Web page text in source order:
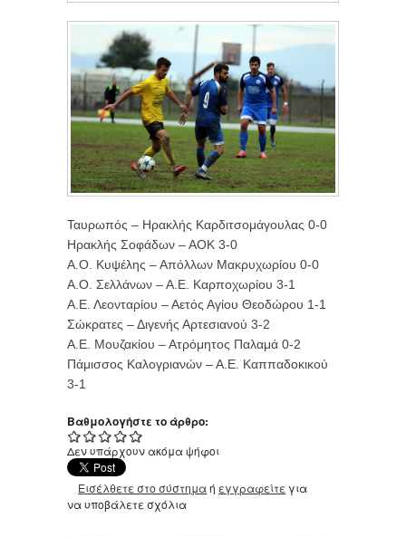
Ταυρωπός – Ηρακλής Καρδιτσομάγουλας 0-0
Ηρακλής Σοφάδων – ΑΟΚ 3-0
Α.Ο. Κυψέλης – Απόλλων Μακρυχωρίου 0-0
Α.Ο. Σελλάνων – Α.Ε. Καρποχωρίου 3-1
Α.Ε. Λεονταρίου – Αετός Αγίου Θεοδώρου 1-1
Σώκρατες – Διγενής Αρτεσιανού 3-2
Α.Ε. Μουζακίου – Ατρόμητος Παλαμά 0-2
Πάμισσος Καλογριανών – Α.Ε. Καππαδοκικού
3-1
Βαθμολογήστε το άρθρο:
Δεν υπάρχουν ακόμα ψήφοι
Εισέλθετε στο σύστημαή εγγραφείτε για
να υποβάλετε σχόλια